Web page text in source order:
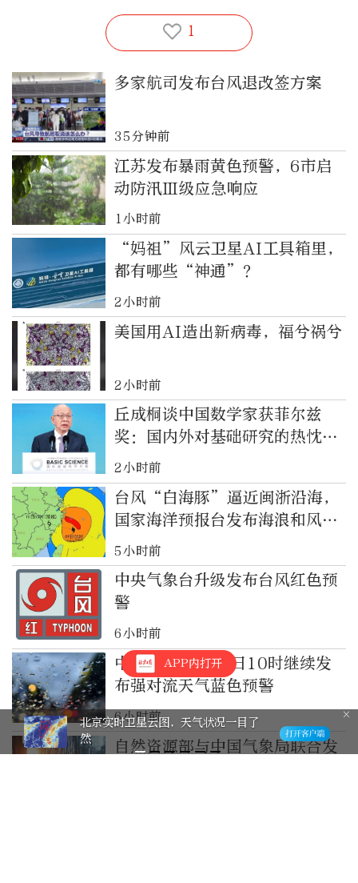
1
多家航司发布台风退改签方案
35分钟前
江苏发布暴雨黄色预警，6市启
动防汛Ⅲ级应急响应
1小时前
“妈祖”风云卫星AI工具箱里，
都有哪些“神通”？
2小时前
美国用AI造出新病毒，福兮祸兮
2小时前
丘成桐谈中国数学家获菲尔兹
奖：国内外对基础研究的热忱空
前高涨
2小时前
台风“白海豚”逼近闽浙沿海，
国家海洋预报台发布海浪和风暴
潮双红色警报
5小时前
中央气象台升级发布台风红色预
警
6小时前
中央气象台8月9日10时继续发
布强对流天气蓝色预警
6小时前
自然资源部与中国气象局联合发
APP内打开
北京实时卫星云图，天气状况一目了
然